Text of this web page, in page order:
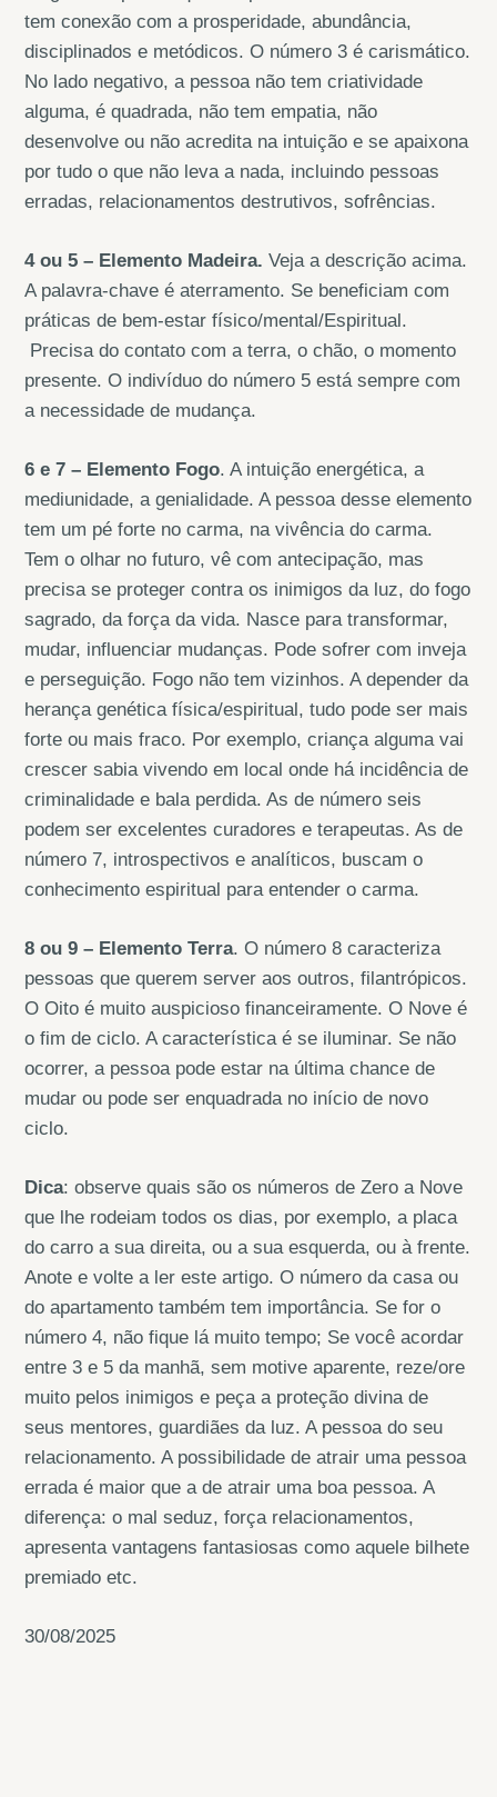
tem conexão com a prosperidade, abundância,
disciplinados e metódicos. O número 3 é carismático.
No lado negativo, a pessoa não tem criatividade
alguma, é quadrada, não tem empatia, não
desenvolve ou não acredita na intuição e se apaixona
por tudo o que não leva a nada, incluindo pessoas
erradas, relacionamentos destrutivos, sofrências.
4 ou 5 – Elemento Madeira.Veja a descrição acima.
A palavra-chave é aterramento. Se beneficiam com
práticas de bem-estar físico/mental/Espiritual.
Precisa do contato com a terra, o chão, o momento
presente. O indivíduo do número 5 está sempre com
a necessidade de mudança.
6 e 7 – Elemento Fogo. A intuição energética, a
mediunidade, a genialidade. A pessoa desse elemento
tem um pé forte no carma, na vivência do carma.
Tem o olhar no futuro, vê com antecipação, mas
precisa se proteger contra os inimigos da luz, do fogo
sagrado, da força da vida. Nasce para transformar,
mudar, influenciar mudanças. Pode sofrer com inveja
e perseguição. Fogo não tem vizinhos. A depender da
herança genética física/espiritual, tudo pode ser mais
forte ou mais fraco. Por exemplo, criança alguma vai
crescer sabia vivendo em local onde há incidência de
criminalidade e bala perdida. As de número seis
podem ser excelentes curadores e terapeutas. As de
número 7, introspectivos e analíticos, buscam o
conhecimento espiritual para entender o carma.
8 ou 9 – Elemento Terra. O número 8 caracteriza
pessoas que querem server aos outros, filantrópicos.
O Oito é muito auspicioso financeiramente. O Nove é
o fim de ciclo. A característica é se iluminar. Se não
ocorrer, a pessoa pode estar na última chance de
mudar ou pode ser enquadrada no início de novo
ciclo.
Dica: observe quais são os números de Zero a Nove
que lhe rodeiam todos os dias, por exemplo, a placa
do carro a sua direita, ou a sua esquerda, ou à frente.
Anote e volte a ler este artigo. O número da casa ou
do apartamento também tem importância. Se for o
número 4, não fique lá muito tempo; Se você acordar
entre 3 e 5 da manhã, sem motive aparente, reze/ore
muito pelos inimigos e peça a proteção divina de
seus mentores, guardiães da luz. A pessoa do seu
relacionamento. A possibilidade de atrair uma pessoa
errada é maior que a de atrair uma boa pessoa. A
diferença: o mal seduz, força relacionamentos,
apresenta vantagens fantasiosas como aquele bilhete
premiado etc.
30/08/2025